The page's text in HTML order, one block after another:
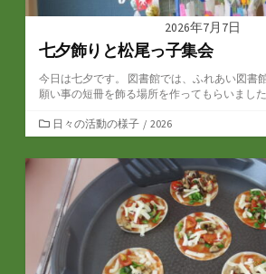
2026年7月7日
七夕飾りと松尾っ子集会
今日は七夕です。 図書館では、ふれあい図書
願い事の短冊を飾る場所を作ってもらいまし
カ
テ
ゴ
日々の活動の様子 / 2026